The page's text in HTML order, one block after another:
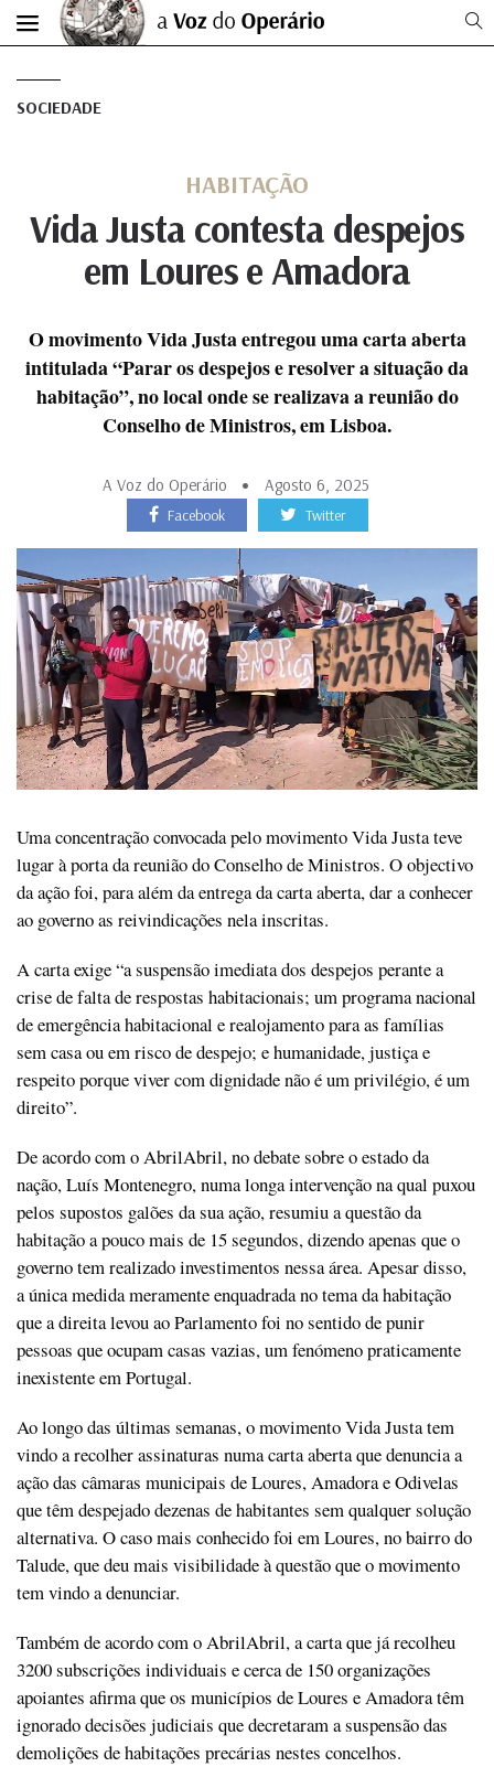
SOCIEDADE
HABITAÇÃO
Vida Justa contesta despejos
em Loures e Amadora
O movimento Vida Justa entregou uma carta aberta
intitulada “Parar os despejos e resolver a situação da
habitação”, no local onde se realizava a reunião do
Conselho de Ministros, em Lisboa.
A Voz do Operário Agosto 6, 2025
Facebook Twitter
Uma concentração convocada pelo movimento Vida Justa teve
lugar à porta da reunião do Conselho de Ministros. O objectivo
da ação foi, para além da entrega da carta aberta, dar a conhecer
ao governo as reivindicações nela inscritas.
A carta exige “a suspensão imediata dos despejos perante a
crise de falta de respostas habitacionais; um programa nacional
de emergência habitacional e realojamento para as famílias
sem casa ou em risco de despejo; e humanidade, justiça e
respeito porque viver com dignidade não é um privilégio, é um
direito”.
De acordo com o AbrilAbril, no debate sobre o estado da
nação, Luís Montenegro, numa longa intervenção na qual puxou
pelos supostos galões da sua ação, resumiu a questão da
habitação a pouco mais de 15 segundos, dizendo apenas que o
governo tem realizado investimentos nessa área. Apesar disso,
a única medida meramente enquadrada no tema da habitação
que a direita levou ao Parlamento foi no sentido de punir
pessoas que ocupam casas vazias, um fenómeno praticamente
inexistente em Portugal.
Ao longo das últimas semanas, o movimento Vida Justa tem
vindo a recolher assinaturas numa carta aberta que denuncia a
ação das câmaras municipais de Loures, Amadora e Odivelas
que têm despejado dezenas de habitantes sem qualquer solução
alternativa. O caso mais conhecido foi em Loures, no bairro do
Talude, que deu mais visibilidade à questão que o movimento
tem vindo a denunciar.
Também de acordo com o AbrilAbril, a carta que já recolheu
3200 subscrições individuais e cerca de 150 organizações
apoiantes afirma que os municípios de Loures e Amadora têm
ignorado decisões judiciais que decretaram a suspensão das
demolições de habitações precárias nestes concelhos.